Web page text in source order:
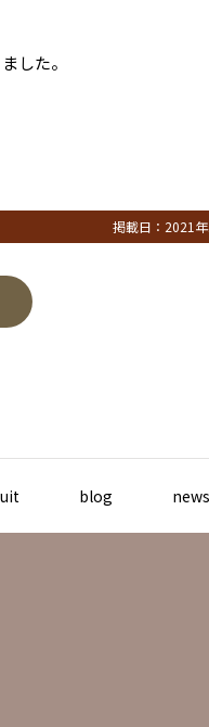
した。
掲載日：2021
blog